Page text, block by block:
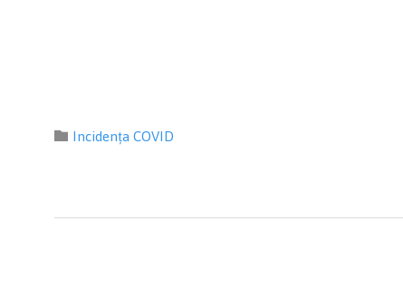
 Category
Incidența COVID